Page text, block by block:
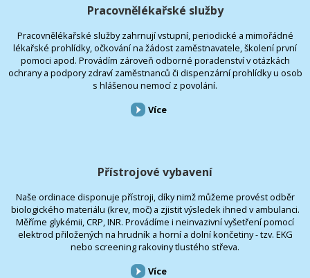
Pracovnělékařské služby
Pracovnělékařské služby zahrnují vstupní, periodické a mimořádné
lékařské prohlídky, očkování na žádost zaměstnavatele, školení první
pomoci apod. Provádím zároveň odborné poradenství v otázkách
ochrany a podpory zdraví zaměstnanců či dispenzární prohlídky u osob
s hlášenou nemocí z povolání.
Více
Přístrojové vybavení
Naše ordinace disponuje přístroji, díky nimž můžeme provést odběr
biologického materiálu (krev, moč) a zjistit výsledek ihned v ambulanci.
Měříme glykémii, CRP, INR. Provádíme i neinvazivní vyšetření pomocí
elektrod přiložených na hrudník a horní a dolní končetiny - tzv. EKG
nebo screening rakoviny tlustého střeva.
Více